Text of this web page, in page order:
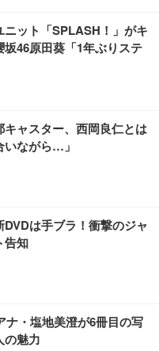
チェア (ブラック)
デスクチェア 疲れない テレ
レスト 30度ロッキング機
ート 90度跳ね上げ式アーム
ハンガー付き 高反発クッシ
チェア (ホワイト)
ア デスクチェア 肘なし メ
ポート付き 腰サポート ガ
転 キャスター付き コンパク
27インチ 液晶モニタ
）VA 非光沢 HDMI/DisplayP
高さ調整 スイベル VESA対
向け
FHD】GRAPHT THE S
24” Essential ゲーミン
チ 1ms FHD 量子ドット 残
ーシック) 【Amazon.co.jp
リスオーヤマ ペットシーツ
枚入 (x 1) (ケース販売)
シーツ 超厚型 お徳用 レギ
限定】
ニット「SPLASH！」がキ
46原田葵「1年ぶりステ
ャスター、西岡良仁とは
いながら…」
は手ブラ！衝撃のジャ
告知
ナ・塩地美澄が6冊目の写
の魅力